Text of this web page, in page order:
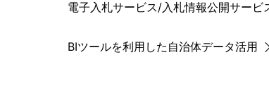
電子入札サービス/入札情報公開サービ
BIツールを利用した自治体データ活用